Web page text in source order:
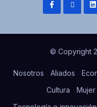
© Copyright
Nosotros Aliados
Cultura
Mujer